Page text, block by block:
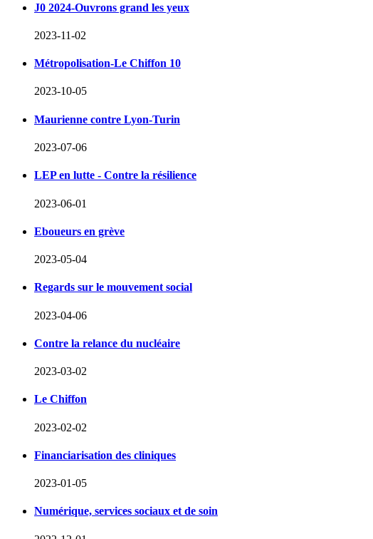
J0 2024-Ouvrons grand les yeux
2023-11-02
Métropolisation-Le Chiffon 10
2023-10-05
Maurienne contre Lyon-Turin
2023-07-06
LEP en lutte - Contre la résilience
2023-06-01
Eboueurs en grève
2023-05-04
Regards sur le mouvement social
2023-04-06
Contre la relance du nucléaire
2023-03-02
Le Chiffon
2023-02-02
Financiarisation des cliniques
2023-01-05
Numérique, services sociaux et de soin